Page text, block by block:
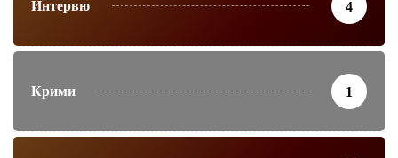
Интервю 4
Крими 1